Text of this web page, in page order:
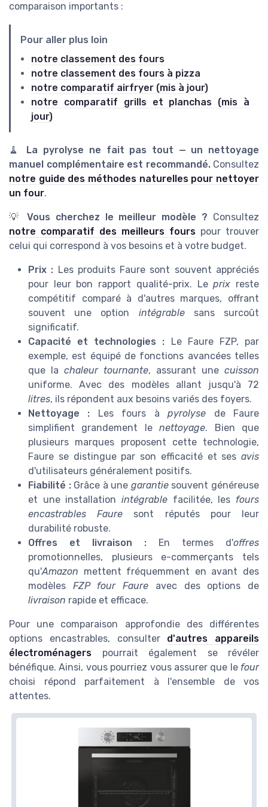
comparaison importants :
Pour aller plus loin
notre classement des fours
notre classement des fours à pizza
notre comparatif airfryer (mis à jour)
notre comparatif grills et planchas (mis à
jour)
🧹
La pyrolyse ne fait pas tout — un nettoyage
manuel complémentaire est recommandé.Consultez
notre guide des méthodes naturelles pour nettoyer
un four.
💡 Vous cherchez le meilleur modèle ? Consultez
notre comparatif des meilleurs fours pour trouver
celui qui correspond à vos besoins et à votre budget.
Prix : Les produits Faure sont souvent appréciés
pour leur bon rapport qualité-prix. Leprix reste
compétitif comparé à d'autres marques, offrant
souvent une option intégrablesans surcoût
significatif.
Capacité et technologies : Le Faure FZP, par
exemple, est équipé de fonctions avancées telles
que la chaleur tournante, assurant une cuisson
uniforme. Avec des modèles allant jusqu'à 72
litres, ils répondent aux besoins variés des foyers.
Nettoyage : Les fours àpyrolyse de Faure
simplifient grandement lenettoyage. Bien que
plusieurs marques proposent cette technologie,
Faure se distingue par son efficacité et ses avis
d'utilisateurs généralement positifs.
Fiabilité :Grâce à une garantiesouvent généreuse
et une installation intégrable facilitée, les fours
encastrables Faure sont réputés pour leur
durabilité robuste.
Offres et livraison : En termes d'offres
promotionnelles, plusieurs e-commerçants tels
qu'Amazon mettent fréquemment en avant des
modèles FZP four Faure avec des options de
livraison rapide et efficace.
Pour une comparaison approfondie des différentes
options encastrables, consulter d'autres appareils
électroménagers pourrait également se révéler
bénéfique. Ainsi, vous pourriez vous assurer que le four
choisi répond parfaitement à l'ensemble de vos
attentes.